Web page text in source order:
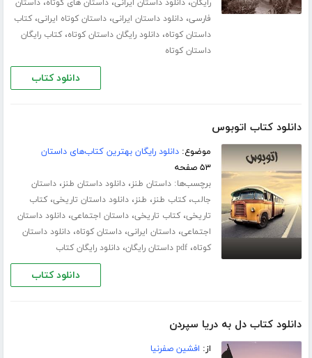
رایگان،دانلود داستان ایرانی،داستان های کوتاه،داستان
فارسی،دانلود داستان ایرانی،داستان کوتاه ایرانی،کتاب
داستان کوتاه،دانلود رایگان داستان کوتاه،کتاب رایگان
داستان کوتاه
دانلود کتاب
دانلود کتاب اتوبوس
موضوع:دانلود رایگان بهترین کتاب‌های داستان
۵۳ صفحه
برچسب‌ها:داستان طنز،دانلود داستان طنز،داستان
جالب،کتاب طنز، طنز،دانلود داستان تاریخی،کتاب
تاریخی،کتاب تاریخی،داستان اجتماعی،دانلود داستان
اجتماعی،داستان ایرانی،داستان کوتاه،دانلود داستان
کوتاه،pdf داستان رایگان ،دانلود رایگان کتاب
دانلود کتاب
دانلود کتاب دل به دریا سپردن
از: افشین صفرنیا